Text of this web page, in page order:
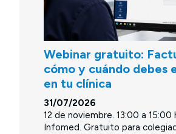
Webinar gratuito:
cómo y cuándo debes
en tu clínica
31/07/2026
12 de noviembre. 13:00 a
Infomed. Gratuito para